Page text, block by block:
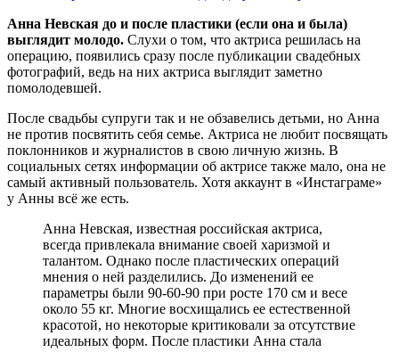
Анна Невская до и после пластики (если она и была)
выглядит молодо. Слухи о том, что актриса решилась на
операцию, появились сразу после публикации свадебных
фотографий, ведь на них актриса выглядит заметно
помолодевшей.
После свадьбы супруги так и не обзавелись детьми, но Анна
не против посвятить себя семье. Актриса не любит посвящать
поклонников и журналистов в свою личную жизнь. В
социальных сетях информации об актрисе также мало, она не
самый активный пользователь. Хотя аккаунт в «Инстаграме»
у Анны всё же есть.
Анна Невская, известная российская актриса,
всегда привлекала внимание своей харизмой и
талантом. Однако после пластических операций
мнения о ней разделились. До изменений ее
параметры были 90-60-90 при росте 170 см и весе
около 55 кг. Многие восхищались ее естественной
красотой, но некоторые критиковали за отсутствие
идеальных форм. После пластики Анна стала